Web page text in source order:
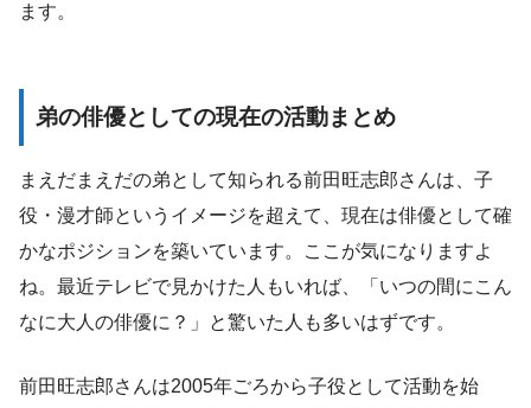
ます。
弟の俳優としての現在の活動まとめ
まえだまえだの弟として知られる前田旺志郎さんは、子
役・漫才師というイメージを超えて、現在は俳優として確
かなポジションを築いています。ここが気になりますよ
ね。最近テレビで見かけた人もいれば、「いつの間にこん
なに大人の俳優に？」と驚いた人も多いはずです。
前田旺志郎さんは2005年ごろから子役として活動を始